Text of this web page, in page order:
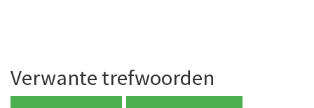
Verwante trefwoorden